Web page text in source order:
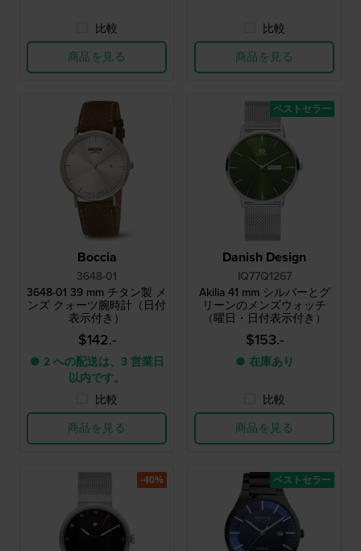
比較
商品を見る
比較
商品を見る
Boccia
3648-01
3648-01 39 mm チタン製 メ
ンズ クォーツ腕時計（日付
表示付き）
$142.-
● 2 への配送は、3 営業日
以内です。
比較
商品を見る
Danish Design
IQ77Q1267
Akilia 41 mm シルバーとグ
リーンのメンズウォッチ
（曜日・日付表示付き）
$153.-
● 在庫あり
比較
商品を見る
ベストセラー
-40% ベストセラー